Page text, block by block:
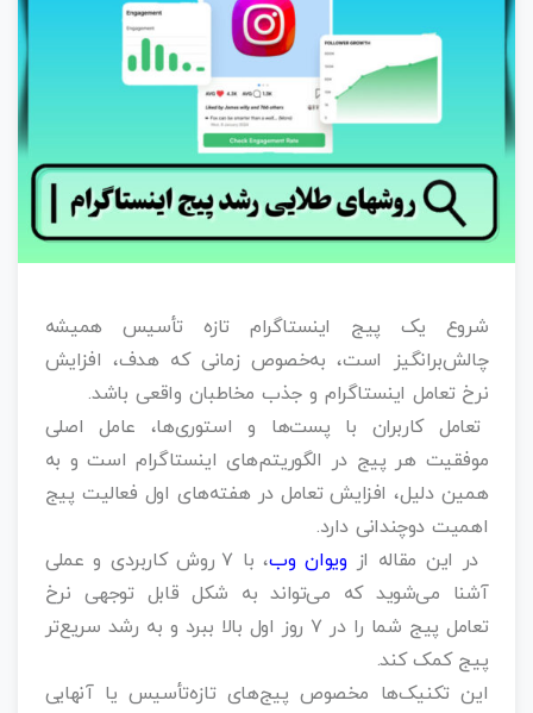
شروع یک پیج اینستاگرام تازه‌ تأسیس همیشه
چالش‌برانگیز است، به‌خصوص زمانی که هدف، افزایش
نرخ تعامل اینستاگرام و جذب مخاطبان واقعی باشد.
تعامل کاربران با پست‌ها و استوری‌ها، عامل اصلی
موفقیت هر پیج در الگوریتم‌های اینستاگرام است و به
همین دلیل، افزایش تعامل در هفته‌های اول فعالیت پیج
اهمیت دوچندانی دارد.
در این مقاله از ویوان وب
، با ۷ روش کاربردی و عملی
آشنا می‌شوید که می‌تواند به شکل قابل‌ توجهی نرخ
تعامل پیج شما را در ۷ روز اول بالا ببرد و به رشد سریع‌تر
پیج کمک کند.
این تکنیک‌ها مخصوص پیج‌های تازه‌تأسیس یا آنهایی